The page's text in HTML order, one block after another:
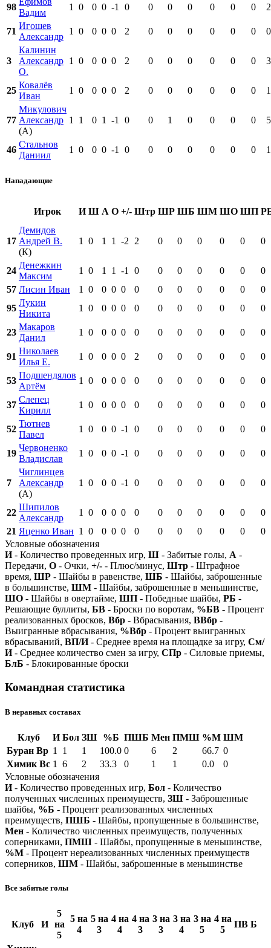
98
Вадим
1 0 0 0 -1 0 0 0 0 0 0 0 2
71
Игошев
Александр
1 0 0 0 0 2 0 0 0 0 0 0 0
3
Калинин
Александр
О.
1 0 0 0 0 2 0 0 0 0 0 0 3
25
Ковалёв
Иван
1 0 0 0 0 2 0 0 0 0 0 0 1
77
Микулович
Александр
(А)
1 1 0 1 -1 0 0 1 0 0 0 0 5
46
Стальнов
Даниил
1 0 0 0 -1 0 0 0 0 0 0 0 1
Нападающие
Игрок И Ш А О +/- Штр ШР ШБ ШМ ШО ШП
17
Демидов
Андрей В.
(К)
1 0 1 1 -2 2 0 0 0 0 0 0
24
Денежкин
Максим
1 0 1 1 -1 0 0 0 0 0 0
0
57 Лисин Иван 1 0 0 0 0 0 0 0 0 0 0
0
95
Лукин
Никита
1 0 0 0 0 0 0 0 0 0 0 0
23
Макаров
Данил
1 0 0 0 0 0 0 0 0 0 0 0
91
Николаев
Илья Е.
1 0 0 0 0 2 0 0 0 0 0 0
53
Подшендялов
Артём
1 0 0 0 0 0 0 0 0 0 0 0
37
Слепец
Кирилл
1 0 0 0 0 0 0 0 0 0 0 0
52
Тютнев
Павел
1 0 0 0 -1 0 0 0 0 0 0 0
19
Червоненко
Владислав
1 0 0 0 -1 0 0 0 0 0 0 0
7
Чиглинцев
Александр
(А)
1 0 0 0 -1 0 0 0 0 0 0 0
22
Шипилов
Александр
1 0 0 0 0 0 0 0 0 0 0
0
21 Яценко Иван 1 0 0 0 0 0 0 0 0 0 0
0
Условные обозначения
И- Количество проведенных игр, Ш - Забитые голы, А -
Передачи, О - Очки, +/- - Плюс/минус, Штр - Штрафное
время, ШР - Шайбы в равенстве, ШБ - Шайбы, заброшенные
в большинстве, ШМ - Шайбы, заброшенные в меньшинстве,
ШО - Шайбы в овертайме, ШП - Победные шайбы, РБ -
Решающие буллиты, БВ - Броски по воротам, %БВ - Процент
реализованных бросков, Вбр - Вбрасывания, ВВбр -
Выигранные вбрасывания, %Вбр - Процент выигранных
вбрасываний, ВП/И- Среднее время на площадке за игру, См/
И- Среднее количество смен за игру, СПр - Силовые приемы,
БлБ - Блокированные броски
Командная статистика
В неравных составах
Клуб И Бол ЗШ %Б ПШБ Мен ПМШ %М ШМ
Буран Вр 1 1 1 100.0 0 6 2 66.7 0
Химик Вс 1 6 2 33.3 0 1 1 0.0
0
Условные обозначения
И- Количество проведенных игр, Бол - Количество
полученных численных преимуществ, ЗШ - Заброшенные
шайбы, %Б - Процент реализованных численных
преимуществ, ПШБ - Шайбы, пропущенные в большинстве,
Мен - Количество численных преимуществ, полученных
соперниками, ПМШ - Шайбы, пропущенные в меньшинстве,
%М - Процент нереализованных численных преимуществ
соперников, ШМ - Шайбы, заброшенные в меньшинстве
Все забитые голы
Клуб И
5
на
5
5 на
4
5 на
3
4 на
4
4 на
3
3 на
3
3 на
4
3 на
5
4 на
5
ПВ Б